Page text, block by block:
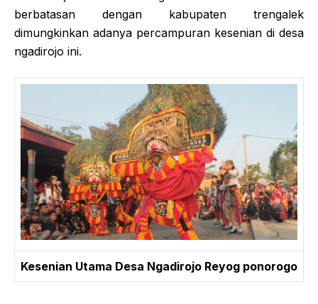
berbatasan dengan kabupaten trengalek
dimungkinkan adanya percampuran kesenian di desa
ngadirojo ini.
Kesenian Utama Desa Ngadirojo Reyog ponorogo